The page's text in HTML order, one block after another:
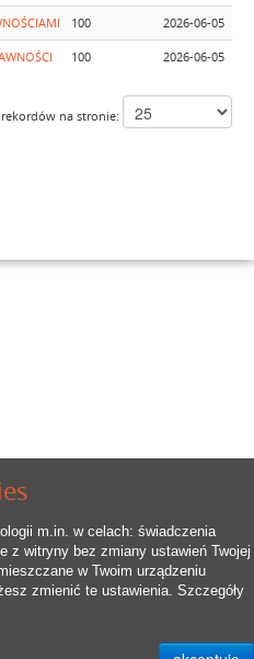
m.in. w celach: świadczenia
z witryny bez zmiany ustawień Twojej
w Twoim urządzeniu
zmienić te ustawienia. Szczegóły
100 2026-06-05
100 2026-06-05
rekordów na stronie: